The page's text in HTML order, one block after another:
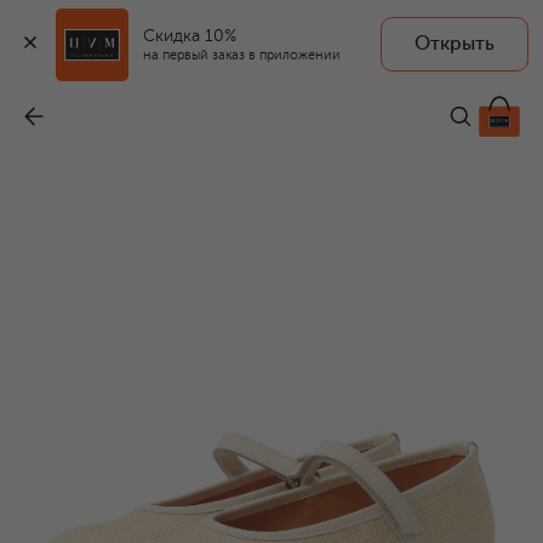
Скидка 10%
на первый заказ в приложении
Открыть
15 600 ₽